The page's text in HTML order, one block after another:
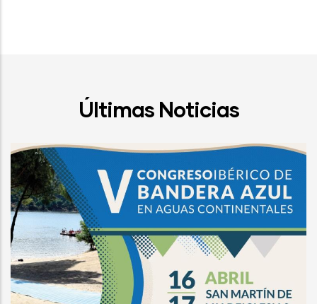
Últimas Noticias